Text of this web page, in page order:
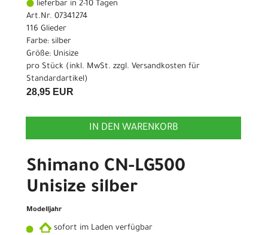
lieferbar in 2-10 Tagen
Art.Nr. 07341274
116 Glieder
Farbe: silber
Größe: Unisize
pro Stück (inkl. MwSt. zzgl. Versandkosten für
Standardartikel)
28,95 EUR
IN DEN WARENKORB
Shimano CN-LG500
Unisize silber
Modelljahr
sofort im Laden verfügbar